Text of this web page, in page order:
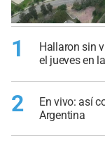
1
Hallaron sin
el jueves en
2
En vivo: así
Argentina